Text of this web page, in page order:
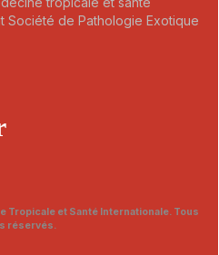
Société de Pathologie Exotique
Tropicale et Santé Internationale. Tous
réservés.